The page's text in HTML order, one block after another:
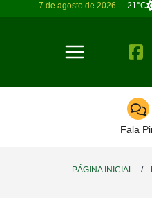
7 de agosto de 2026 21°C
Toggle
Fala
PÁGINA INICIAL /